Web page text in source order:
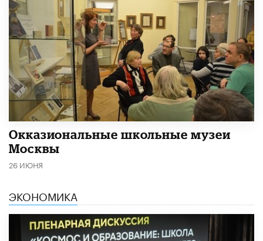
​Окказиональные школьные музеи
Москвы
26 ИЮНЯ
ЭКОНОМИКА